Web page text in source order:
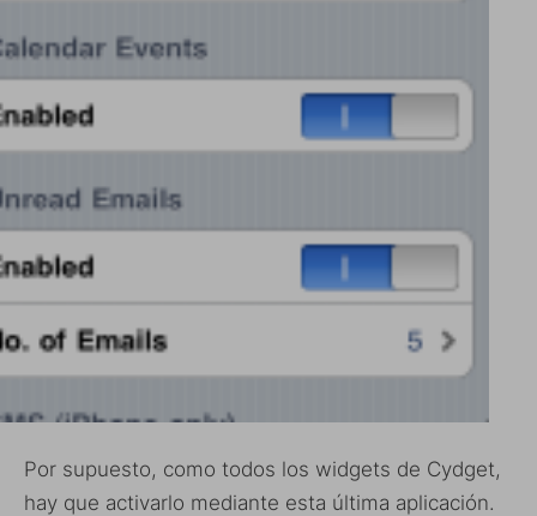
Por supuesto, como todos los widgets de Cydget,
hay que activarlo mediante esta última aplicación.